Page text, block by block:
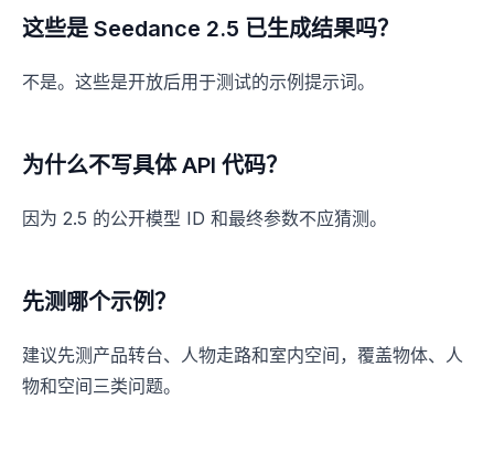
这些是 Seedance 2.5 已生成结果吗？
不是。这些是开放后用于测试的示例提示词。
为什么不写具体 API 代码？
因为 2.5 的公开模型 ID 和最终参数不应猜测。
先测哪个示例？
建议先测产品转台、人物走路和室内空间，覆盖物体、人
物和空间三类问题。